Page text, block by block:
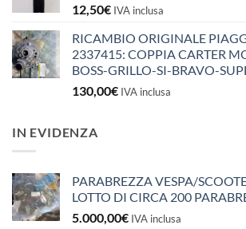
12,50€ IVA inclusa
RICAMBIO ORIGINALE
2337415: COPPIA CARTER
BOSS-GRILLO-SI-BRAVO-
130,00€ IVA inclusa
IN EVIDENZA
PARABREZZA VESPA/
LOTTO DI CIRCA 200
5.000,00€ IVA inclusa